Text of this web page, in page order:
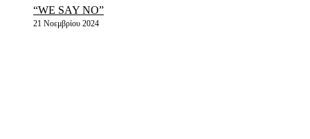
“WE SAY NO”
21 Νοεμβρίου 2024